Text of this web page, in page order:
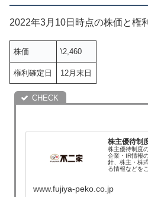
2022年3月10日時点の株価と権
株価 \2,460
権利確定日 12月末日
株主優待制
株主優待制度
企業・IR情報
針、株主・株
る情報などを
www.fujiya-peko.co.jp